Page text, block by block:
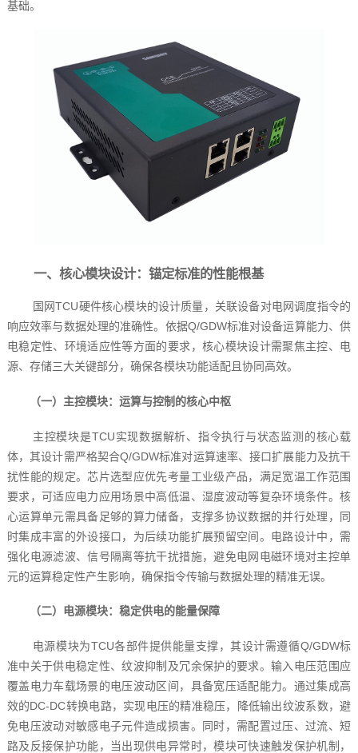
基础。
一、核心模块设计：锚定标准的性能根基
国网TCU硬件核心模块的设计质量，关联设备对电网调度指令的
响应效率与数据处理的准确性。依据Q/GDW标准对设备运算能力、供
电稳定性、环境适应性等方面的要求，核心模块设计需聚焦主控、电
源、存储三大关键部分，确保各模块功能适配且协同高效。
（一）主控模块：运算与控制的核心中枢
主控模块是TCU实现数据解析、指令执行与状态监测的核心载
体，其设计需严格契合Q/GDW标准对运算速率、接口扩展能力及抗干
扰性能的规定。芯片选型应优先考量工业级产品，满足宽温工作范围
要求，可适应电力应用场景中高低温、湿度波动等复杂环境条件。核
心运算单元需具备足够的算力储备，支撑多协议数据的并行处理，同
时集成丰富的外设接口，为后续功能扩展预留空间。电路设计中，需
强化电源滤波、信号隔离等抗干扰措施，避免电网电磁环境对主控单
元的运算稳定性产生影响，确保指令传输与数据处理的精准无误。
（二）电源模块：稳定供电的能量保障
电源模块为TCU各部件提供能量支撑，其设计需遵循Q/GDW标
准中关于供电稳定性、纹波抑制及冗余保护的要求。输入电压范围应
覆盖电力车载场景的电压波动区间，具备宽压适配能力。通过集成高
效的DC-DC转换电路，实现电压的精准稳压，降低输出纹波系数，避
免电压波动对敏感电子元件造成损害。同时，需配置过压、过流、短
路及反接保护功能，当出现供电异常时，模块可快速触发保护机制，